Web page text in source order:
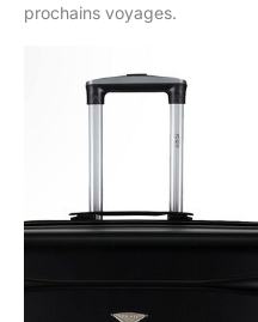
prochains voyages.